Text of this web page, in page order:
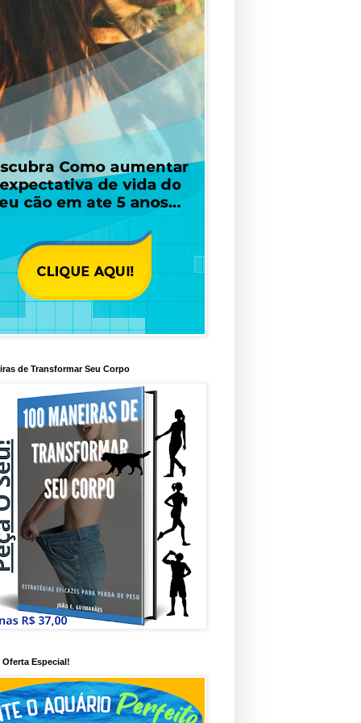
de Transformar Seu Corpo
Oferta Especial!